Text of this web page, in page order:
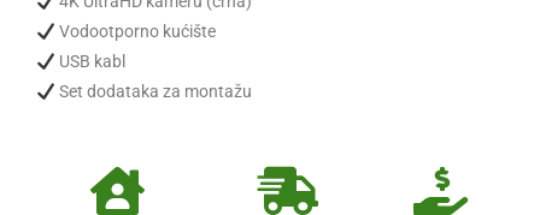
Vodootporno kućište
USB kabl
Set dodataka za montažu